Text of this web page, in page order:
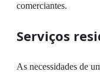
comerciantes.
Serviços
As necessidades de